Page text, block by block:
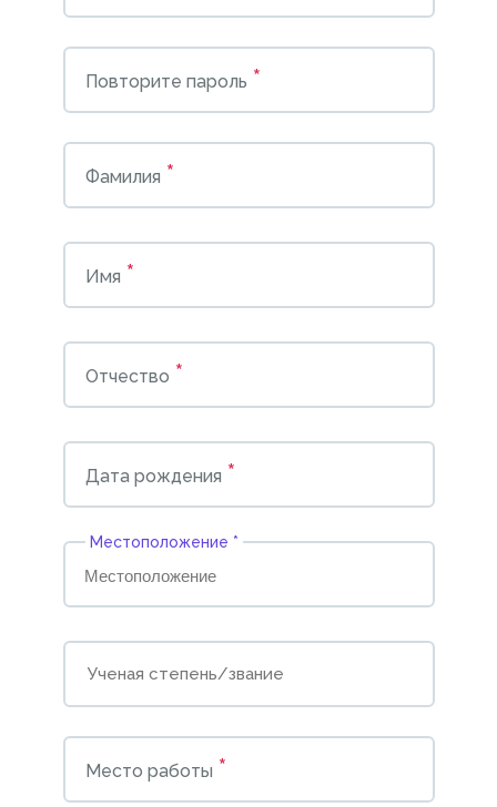
Повторите пароль *
Фамилия *
Имя *
Отчество *
Дата рождения *
Местоположение *
Место работы *